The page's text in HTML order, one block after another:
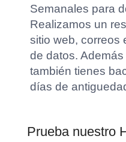
Semanales para
Realizamos un
sitio web, correos
de datos.
también tienes
días de
Prueba nuestro